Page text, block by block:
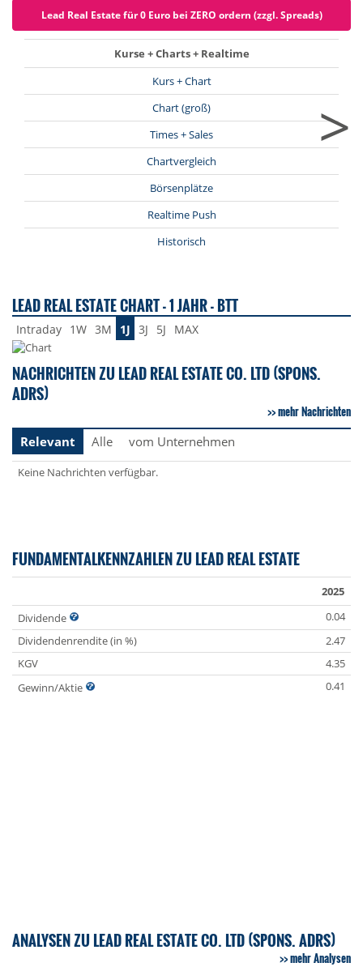
Lead Real Estate für 0 Euro bei ZERO ordern (zzgl. Spreads)
Kurse + Charts + Realtime
Kurs + Chart
Chart (groß)
Times + Sales
Chartvergleich
Börsenplätze
Realtime Push
Historisch
>
LEAD REAL ESTATE CHART - 1 JAHR - BTT
Intraday 1W 3M 1J 3J 5J MAX
NACHRICHTEN ZU LEAD REAL ESTATE CO. LTD (SPONS.
ADRS)
mehr Nachrichten
Relevant
Alle vom Unternehmen
Keine Nachrichten verfügbar.
FUNDAMENTALKENNZAHLEN ZU LEAD REAL ESTATE
2025
Dividende
0.04
Dividendenrendite (in %)
2.47
KGV
4.35
Gewinn/Aktie
0.41
ANALYSEN ZU LEAD REAL ESTATE CO. LTD (SPONS. ADRS)
mehr Analysen